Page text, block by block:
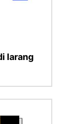
larang